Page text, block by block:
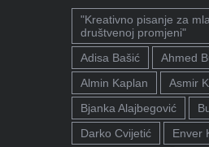
"Kreativno pisanje za
društvenoj promjeni"
Adisa Bašić
Ahmed
Almin Kaplan
Asmir
Bjanka Alajbegović
Darko Cvijetić
Enver